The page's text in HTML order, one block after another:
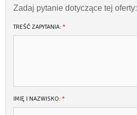
Zadaj pytanie dotyczące tej oferty:
TREŚĆ ZAPYTANIA: *
IMIĘ I NAZWISKO: *